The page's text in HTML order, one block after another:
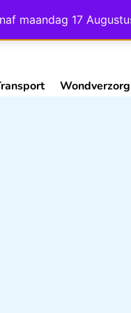
maandag 17
Contact